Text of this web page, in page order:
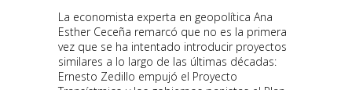
La economista experta en geopolítica Ana
Esther Ceceña remarcó que no es la primera
vez que se ha intentado introducir proyectos
similares a lo largo de las últimas décadas:
Ernesto Zedillo empujó el Proyecto